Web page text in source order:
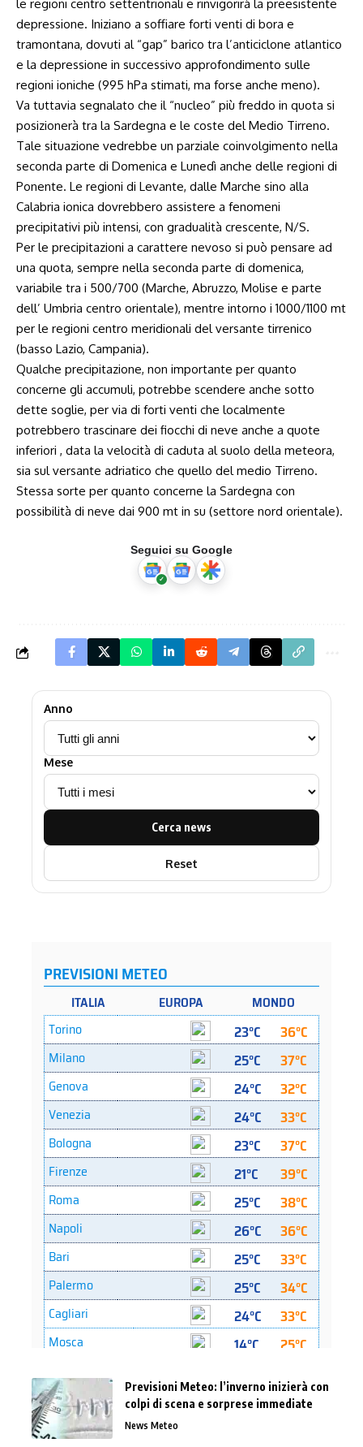
le regioni centro settentrionali e rinvigorirà la preesistente
depressione. Iniziano a soffiare forti venti di bora e
tramontana, dovuti al “gap” barico tra l’anticiclone atlantico
e la depressione in successivo approfondimento sulle
regioni ioniche (995 hPa stimati, ma forse anche meno).
Va tuttavia segnalato che il “nucleo” più freddo in quota si
posizionerà tra la Sardegna e le coste del Medio Tirreno.
Tale situazione vedrebbe un parziale coinvolgimento nella
seconda parte di Domenica e Lunedì anche delle regioni di
Ponente. Le regioni di Levante, dalle Marche sino alla
Calabria ionica dovrebbero assistere a fenomeni
precipitativi più intensi, con gradualità crescente, N/S.
Per le precipitazioni a carattere nevoso si può pensare ad
una quota, sempre nella seconda parte di domenica,
variabile tra i 500/700 (Marche, Abruzzo, Molise e parte
dell’ Umbria centro orientale), mentre intorno i 1000/1100 mt
per le regioni centro meridionali del versante tirrenico
(basso Lazio, Campania).
Qualche precipitazione, non importante per quanto
concerne gli accumuli, potrebbe scendere anche sotto
dette soglie, per via di forti venti che localmente
potrebbero trascinare dei fiocchi di neve anche a quote
inferiori , data la velocità di caduta al suolo della meteora,
sia sul versante adriatico che quello del medio Tirreno.
Stessa sorte per quanto concerne la Sardegna con
possibilità di neve dai 900 mt in su (settore nord orientale).
Seguici su Google
Anno
Mese
Cerca news
Reset
Previsioni Meteo: l’inverno inizierà con
colpi di scena e sorprese immediate
News Meteo